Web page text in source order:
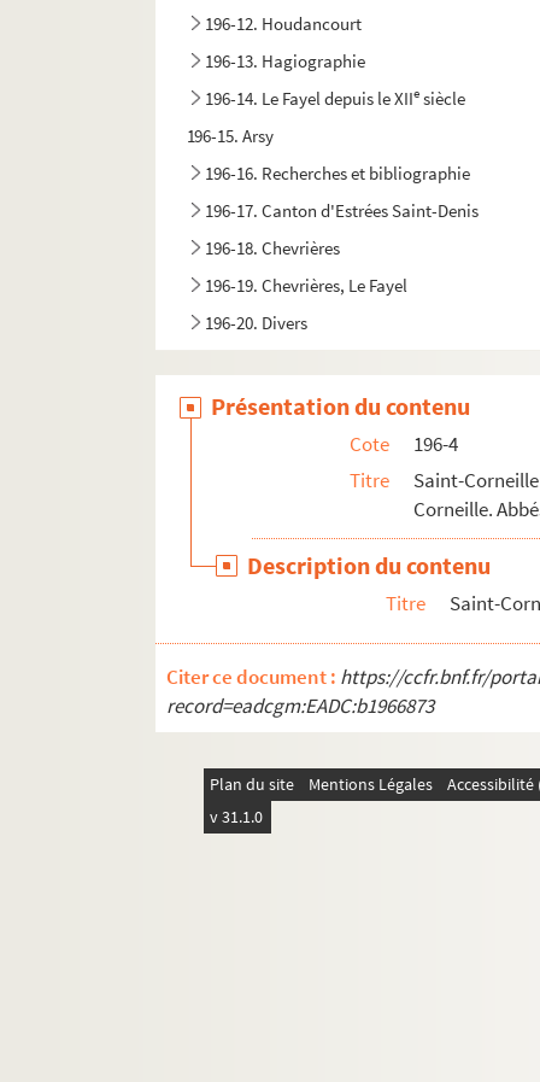
196-12. Houdancourt
196-13. Hagiographie
196-14. Le Fayel depuis le XIIe siècle
196-15. Arsy
196-16. Recherches et bibliographie
196-17. Canton d'Estrées Saint-Denis
196-18. Chevrières
196-19. Chevrières, Le Fayel
196-20. Divers
Présentation du contenu
Cote
196-4
Titre
Saint-
Corneille.
Description du contenu
Titre Saint-
Citer ce document : https://ccfr.bnf.fr/
record=eadcgm:EADC:b1966873
Plan du site Mentions Légales
v 31.1.0